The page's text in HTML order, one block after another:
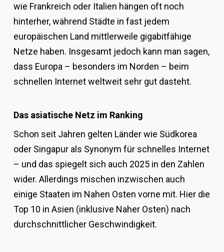
wie Frankreich oder Italien hängen oft noch
hinterher, während Städte in fast jedem
europäischen Land mittlerweile gigabitfähige
Netze haben. Insgesamt jedoch kann man sagen,
dass Europa – besonders im Norden – beim
schnellen Internet weltweit sehr gut dasteht.
Das asiatische Netz im Ranking
Schon seit Jahren gelten Länder wie Südkorea
oder Singapur als Synonym für schnelles Internet
– und das spiegelt sich auch 2025 in den Zahlen
wider. Allerdings mischen inzwischen auch
einige Staaten im Nahen Osten vorne mit. Hier die
Top 10 in Asien (inklusive Naher Osten) nach
durchschnittlicher Geschwindigkeit.